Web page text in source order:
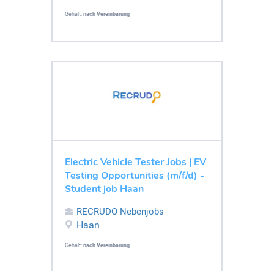
Gehalt: nach Vereinbarung
Electric Vehicle Tester Jobs | EV
Testing Opportunities (m/f/d) -
Student job Haan
RECRUDO Nebenjobs
Haan
Gehalt: nach Vereinbarung